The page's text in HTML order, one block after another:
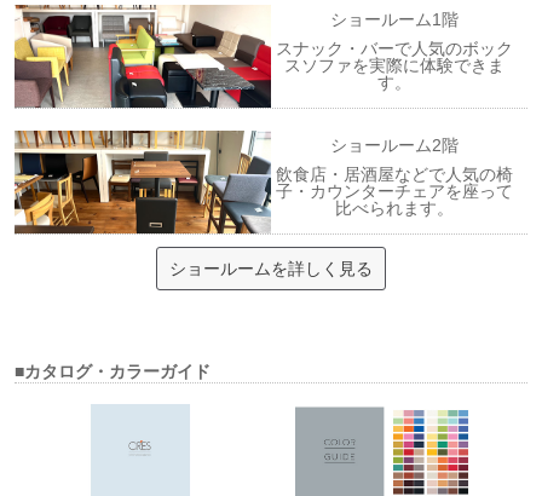
ショールーム1階
スナック・バーで人気のボック
スソファを実際に体験できま
す。
ショールーム2階
飲食店・居酒屋などで人気の椅
子・カウンターチェアを座って
比べられます。
ショールームを詳しく見る
■カタログ・カラーガイド